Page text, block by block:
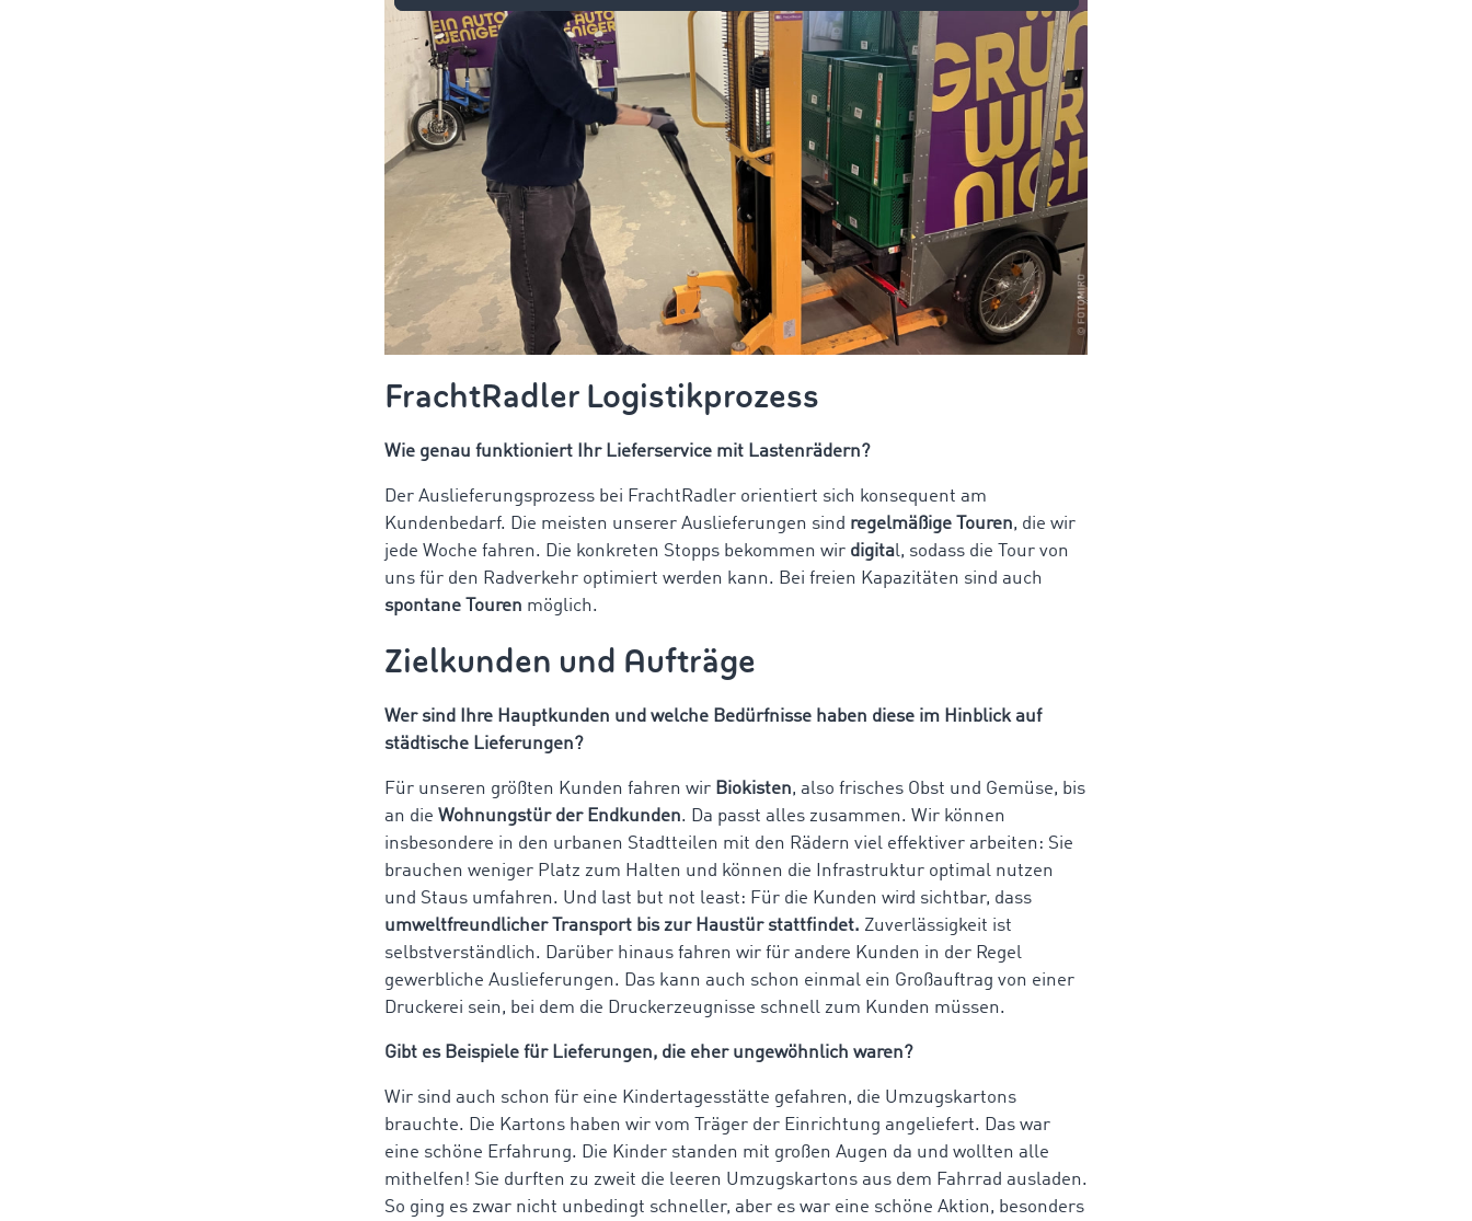
FrachtRadler Logistikprozess
Wie genau funktioniert Ihr Lieferservice mit Lastenrädern?
Der Auslieferungsprozess bei FrachtRadler orientiert sich konsequent am
Kundenbedarf. Die meisten unserer Auslieferungen sind regelmäßige Touren, die wir
jede Woche fahren. Die konkreten Stopps bekommen wir digital, sodass die Tour von
uns für den Radverkehr optimiert werden kann. Bei freien Kapazitäten sind auch
spontane Touren möglich.
Zielkunden und Aufträge
Wer sind Ihre Hauptkunden und welche Bedürfnisse haben diese im Hinblick auf
städtische Lieferungen?
Für unseren größten Kunden fahren wir Biokisten, also frisches Obst und Gemüse, bis
an die Wohnungstür der Endkunden. Da passt alles zusammen. Wir können
insbesondere in den urbanen Stadtteilen mit den Rädern viel effektiver arbeiten: Sie
brauchen weniger Platz zum Halten und können die Infrastruktur optimal nutzen
und Staus umfahren. Und last but not least: Für die Kunden wird sichtbar, dass
umweltfreundlicher Transport bis zur Haustür stattfindet. Zuverlässigkeit ist
selbstverständlich. Darüber hinaus fahren wir für andere Kunden in der Regel
gewerbliche Auslieferungen. Das kann auch schon einmal ein Großauftrag von einer
Druckerei sein, bei dem die Druckerzeugnisse schnell zum Kunden müssen.
Gibt es Beispiele für Lieferungen, die eher ungewöhnlich waren?
Wir sind auch schon für eine Kindertagesstätte gefahren, die Umzugskartons
brauchte. Die Kartons haben wir vom Träger der Einrichtung angeliefert. Das war
eine schöne Erfahrung. Die Kinder standen mit großen Augen da und wollten alle
mithelfen! Sie durften zu zweit die leeren Umzugskartons aus dem Fahrrad ausladen.
So ging es zwar nicht unbedingt schneller, aber es war eine schöne Aktion, besonders